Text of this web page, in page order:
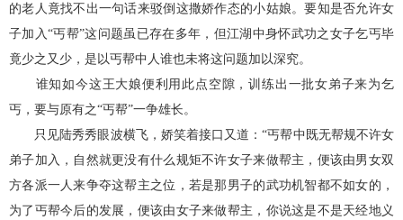
的老人竟找不出一句话来驳倒这撒娇作态的小姑娘。要知是否允许女
子加入“丐帮”这问题虽已存在多年，但江湖中身怀武功之女子乞丐毕
竟少之又少，是以丐帮中人谁也未将这问题加以深究。
谁知如今这王大娘便利用此点空隙，训练出一批女弟子来为乞
丐，要与原有之“丐帮”一争雄长。
只见陆秀秀眼波横飞，娇笑着接口又道：“丐帮中既无帮规不许女
弟子加入，自然就更没有什么规矩不许女子来做帮主，便该由男女双
方各派一人来争夺这帮主之位，若是那男子的武功机智都不如女的，
为了丐帮今后的发展，便该由女子来做帮主，你说这是不是天经地义